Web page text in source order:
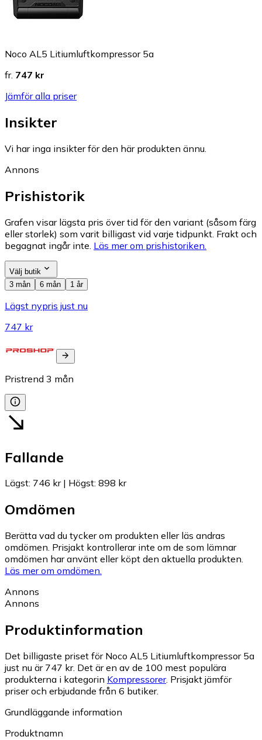
Noco AL5 Litiumluftkompressor 5a
fr. 747 kr
Jämför alla priser
Insikter
Vi har inga insikter för den här produkten ännu.
Annons
Prishistorik
Grafen visar lägsta pris över tid för den variant (såsom färg
eller storlek) som varit billigast vid varje tidpunkt. Frakt och
begagnat ingår inte. Läs mer om prishistoriken.
Välj butik
3 mån
6 mån 1 år
Lägst nypris just nu
747 kr
Pristrend 3 mån
Fallande
Lägst: 746 kr| Högst: 898 kr
Omdömen
Berätta vad du tycker om produkten eller läs andras
omdömen. Prisjakt kontrollerar inte om de som lämnar
omdömen har använt eller köpt den aktuella produkten.
Läs mer om omdömen.
Annons
Annons
Produktinformation
Det billigaste priset för Noco AL5 Litiumluftkompressor 5a
just nu är 747 kr. Det är en av de 100 mest populära
produkterna i kategorin Kompressorer. Prisjakt jämför
priser och erbjudande från 6 butiker.
Grundläggande information
Produktnamn